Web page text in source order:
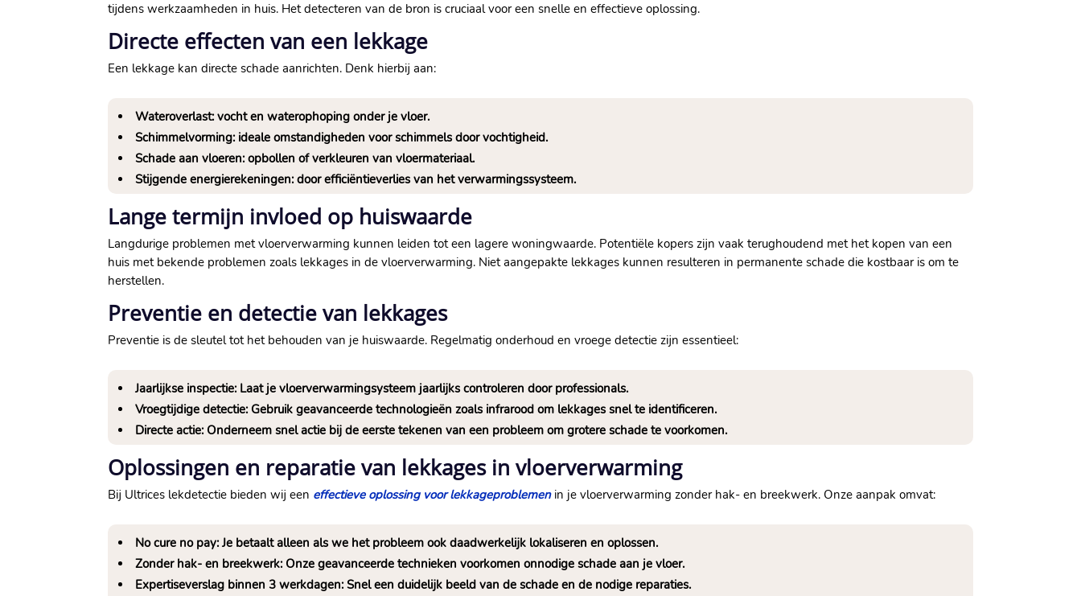
tijdens werkzaamheden in huis.​ Het detecteren van de bron is cruciaal voor een snelle en effectieve oplossing.​
Directe effecten van een lekkage
Een lekkage kan directe schade aanrichten.​ Denk hierbij aan:
Wateroverlast: vocht en waterophoping onder je vloer.​
Schimmelvorming: ideale omstandigheden voor schimmels door vochtigheid.​
Schade aan vloeren: opbollen of verkleuren van vloermateriaal.​
Stijgende energierekeningen: door efficiëntieverlies van het verwarmingssysteem.​
Lange termijn invloed op huiswaarde
Langdurige problemen met vloerverwarming kunnen leiden tot een lagere woningwaarde.​ Potentiële kopers zijn vaak terughoudend met het kopen van een
huis met bekende problemen zoals lekkages in de vloerverwarming.​ Niet aangepakte lekkages kunnen resulteren in permanente schade die kostbaar is om te
herstellen.​
Preventie en detectie van lekkages
Preventie is de sleutel tot het behouden van je huiswaarde.​ Regelmatig onderhoud en vroege detectie zijn essentieel:
Jaarlijkse inspectie: Laat je vloerverwarmingsysteem jaarlijks controleren door professionals.​
Vroegtijdige detectie: Gebruik geavanceerde technologieën zoals infrarood om lekkages snel te identificeren.​
Directe actie: Onderneem snel actie bij de eerste tekenen van een probleem om grotere schade te voorkomen.​
Oplossingen en reparatie van lekkages in vloerverwarming
Bij Ultrices lekdetectie bieden wij een effectieve oplossing voor lekkageproblemenin je vloerverwarming zonder hak- en breekwerk.​ Onze aanpak omvat:
No cure no pay: Je betaalt alleen als we het probleem ook daadwerkelijk lokaliseren en oplossen.​
Zonder hak- en breekwerk: Onze geavanceerde technieken voorkomen onnodige schade aan je vloer.​
Expertiseverslag binnen 3 werkdagen: Snel een duidelijk beeld van de schade en de nodige reparaties.​